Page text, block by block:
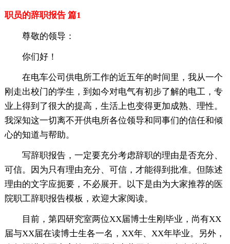
职员的辞职报告 篇1
尊敬的领导：
你们好！
在电车公司供电所工作的近五年的时间里，我从一个
刚走出校门的学生，到如今对电气有初步了解的电工，专
业上得到了很大的提高，生活上也变得更加成熟、理性。
我深知这一切离不开供电所各位领导和同事们的信任和倾
心的知道与帮助。
写辞职报告，一定要充分考虑辞职的理由是否充分、
可信。因为只有理由充分、可信，才能得到批准。但陈述
理由的文字应扼要，不必展开。以下是由为大家推荐的医
院职工辞职报告模板，欢迎大家阅读。
目前，第四研究室两位XX届博士生刚毕业，尚有XX
届与XX届在读博士生各一名，XX年、XX年毕业。另外，